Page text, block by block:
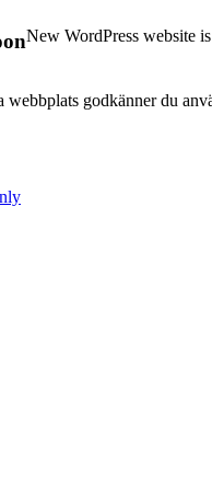
New WordPress website
webbplats godkänner du